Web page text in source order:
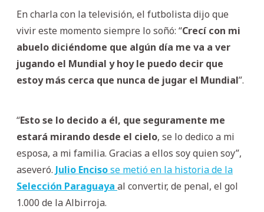
En charla con la televisión, el futbolista dijo que
vivir este momento siempre lo soñó: “Crecí con mi
abuelo diciéndome que algún día me va a ver
jugando el Mundial y hoy le puedo decir que
estoy más cerca que nunca de jugar el Mundial”.
“Esto se lo decido a él, que seguramente me
estará mirando desde el cielo, se lo dedico a mi
esposa, a mi familia. Gracias a ellos soy quien soy”,
aseveró. Julio Encisose metió en la historia de la
Selección Paraguaya al convertir, de penal, el gol
1.000 de la Albirroja.